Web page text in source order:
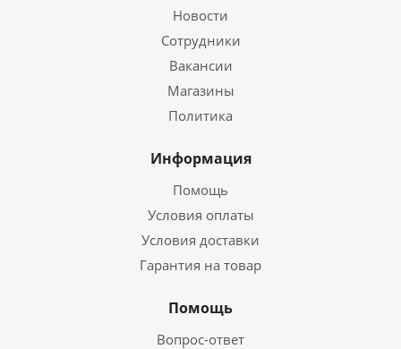
Новости
Сотрудники
Вакансии
Магазины
Политика
Информация
Помощь
Условия оплаты
Условия доставки
Гарантия на товар
Помощь
Вопрос-ответ